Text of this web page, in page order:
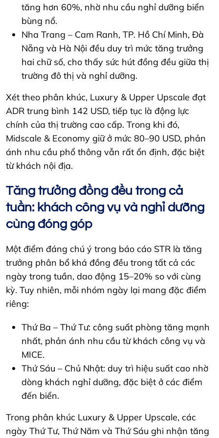
tăng hơn 60%, nhờ nhu cầu nghỉ dưỡng biển
bùng nổ.
Nha Trang – Cam Ranh, TP. Hồ Chí Minh, Đà
Nẵng và Hà Nội đều duy trì mức tăng trưởng
hai chữ số, cho thấy sức hút đồng đều giữa thị
trường đô thị và nghỉ dưỡng.
Xét theo phân khúc, Luxury & Upper Upscale đạt
ADR trung bình 142 USD, tiếp tục là động lực
chính của thị trường cao cấp. Trong khi đó,
Midscale & Economy giữ ở mức 80–90 USD, phản
ánh nhu cầu phổ thông vẫn rất ổn định, đặc biệt
từ khách nội địa.
Tăng trưởng đồng đều trong cả
tuần: khách công vụ và nghỉ dưỡng
cùng đóng góp
Một điểm đáng chú ý trong báo cáo STR là tăng
trưởng phân bổ khá đồng đều trong tất cả các
ngày trong tuần, dao động 15–20% so với cùng
kỳ. Tuy nhiên, mỗi nhóm ngày lại mang đặc điểm
riêng:
Thứ Ba – Thứ Tư: công suất phòng tăng mạnh
nhất, phản ánh nhu cầu từ khách công vụ và
MICE.
Thứ Sáu – Chủ Nhật: duy trì hiệu suất cao nhờ
dòng khách nghỉ dưỡng, đặc biệt ở các điểm
đến biển.
Trong phân khúc Luxury & Upper Upscale, các
ngày Thứ Tư, Thứ Năm và Thứ Sáu ghi nhận tăng